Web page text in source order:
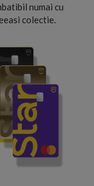
numai cu
colectie.